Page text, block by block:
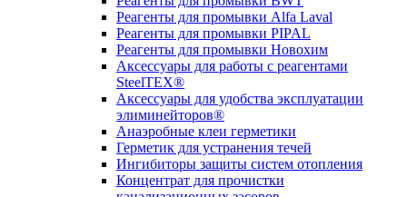
Реагенты для промывки Alfa Laval
Реагенты для промывки PIPAL
Реагенты для промывки Новохим
Аксессуары для работы с реагентами
SteelTEX®
Аксессуары для удобства эксплуатации
элиминейторов®
Анаэробные клеи герметики
Герметик для устранения течей
Ингибиторы защиты систем отопления
Концентрат для прочистки